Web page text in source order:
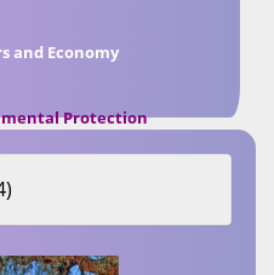
and Economy
Protection